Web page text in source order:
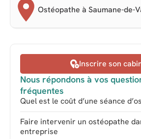
Ostéopathe à Saumane-de-
Inscrire son
Nous répondons à vos
fréquentes
Quel est le coût d’une séance
Faire intervenir un ostéopathe
entreprise